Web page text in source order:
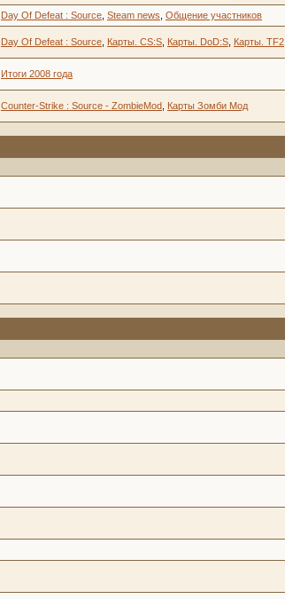
Day Of Defeat : Source Steam news Общение участников
Day Of Defeat : Source Карты. CS:S Карты. DoD:S Карты. TF2
Итоги 2008 года
Counter-Strike : Source - ZombieMod Карты Зомби Мод